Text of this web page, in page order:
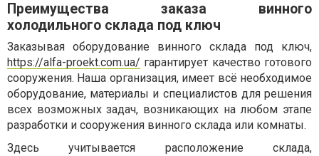
Преимущества заказа винного
холодильного склада под ключ
Заказывая оборудование винного склада под ключ,
https://alfa-proekt.com.ua/ гарантирует качество готового
сооружения. Наша организация, имеет всё необходимое
оборудование, материалы и специалистов для решения
всех возможных задач, возникающих на любом этапе
разработки и сооружения винного склада или комнаты.
Здесь учитывается расположение склада,